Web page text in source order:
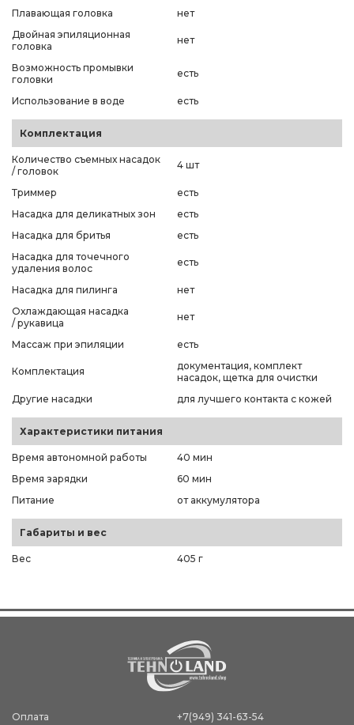
Плавающая головка
нет
Двойная эпиляционная
головка
нет
Возможность промывки
головки
есть
Использование в воде есть
Комплектация
Количество съемных насадок
/ головок
4 шт
Триммер
есть
Насадка для деликатных зон
есть
Насадка для бритья
есть
Насадка для точечного
удаления волос
есть
Насадка для пилинга
нет
Охлаждающая насадка
/ рукавица
нет
Массаж при эпиляции есть
Комплектация
документация, комплект
насадок, щетка для очистки
Другие насадки
для лучшего контакта с кожей
Характеристики питания
Время автономной работы
40 мин
Время зарядки
60 мин
Питание
от аккумулятора
Габариты и вес
Вес 405 г
Оплата +7(949) 341-63-54